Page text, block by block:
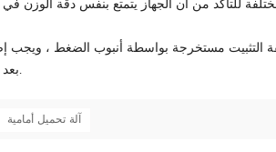
بعد اكتمال التصحيح.
آلة تحميل أمامية